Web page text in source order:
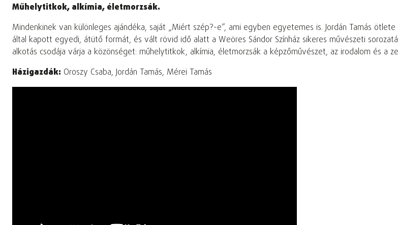
Műhelytitkok, alkímia, életmorzsák.
Mindenkinek van különleges ajándéka, saját „Miért szép?-e”, ami egyben egyetemes is. Jordán Tamás
által kapott egyedi, átütő formát, és vált rövid idő alatt a Weöres Sándor Színház sikeres művészeti
alkotás csodája várja a közönséget: műhelytitkok, alkímia, életmorzsák a képzőművészet, az irodalom és a
Házigazdák: Oroszy Csaba, Jordán Tamás, Mérei Tamás